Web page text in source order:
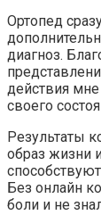
Ортопед
диагноз.
действия
своего
Результаты
образ жизни
Без онлайн
боли и не